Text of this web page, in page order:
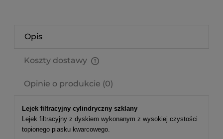
Opis
Koszty dostawy
Opinie o produkcie (0)
Lejek filtracyjny cylindryczny szklany
Lejek filtracyjny z dyskiem wykonanym z wysokiej czystości
topionego piasku kwarcowego.